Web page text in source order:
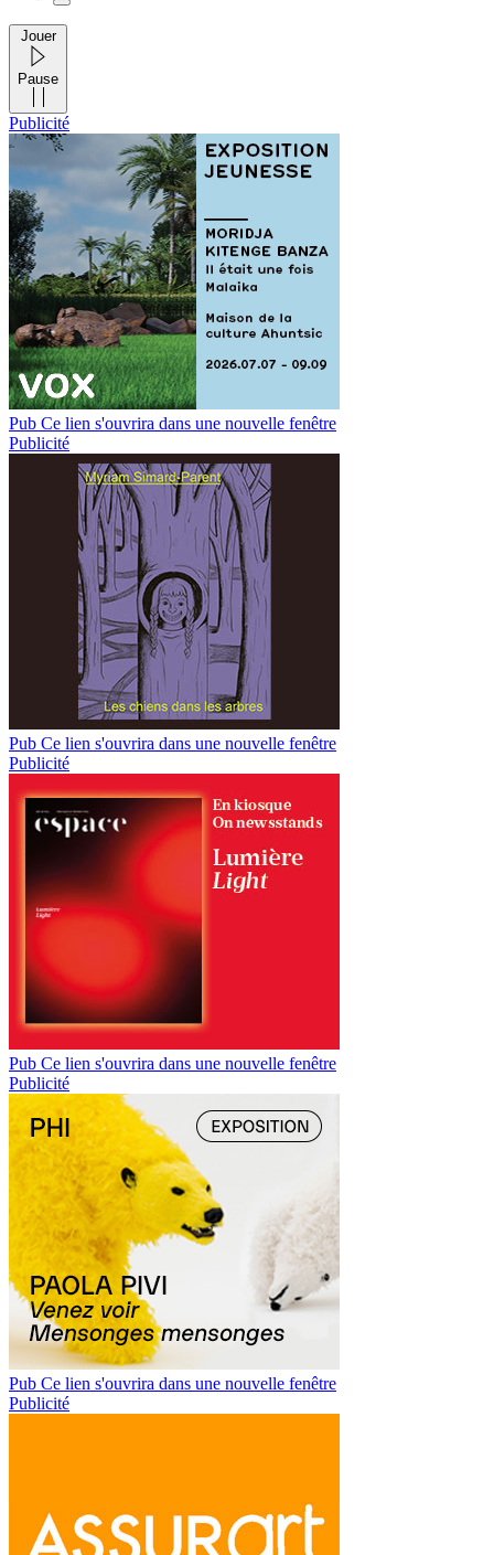
Jouer
Pause
Publicité
Pub Ce lien s'ouvrira dans une nouvelle fenêtre
Publicité
Pub Ce lien s'ouvrira dans une nouvelle fenêtre
Publicité
Pub Ce lien s'ouvrira dans une nouvelle fenêtre
Publicité
Pub Ce lien s'ouvrira dans une nouvelle fenêtre
Publicité